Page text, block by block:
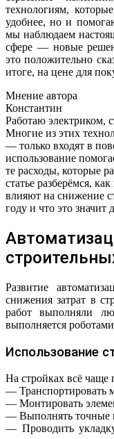
технологиям,
удобнее, но и
мы наблюдаем
сфере — новые
это положительно
итоге, на цене для
Мнение автора
Константин
Работаю электриком,
Многие из этих
— только входят в
использование
те расходы, которые
статье разберёмся,
влияют на снижение
году и что это значит
Развитие
снижения затрат в
работ выполняли
выполняется
Использование
На стройках всё чаще
— Транспортировать
— Монтировать
— Выполнять точные
— Проводить